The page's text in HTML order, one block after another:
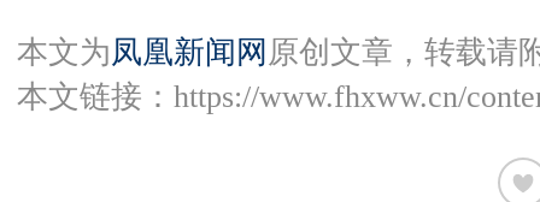
本文为凤凰新闻网 原创文章，转载请
本文链接： https://www.fhxww.cn/